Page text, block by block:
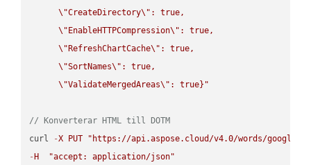
\"CreateDirectory\" : true,
\" EnableHTTPCompression\" : true,
\" RefreshChartCache\" : true,
\"SortNames\" : true,
\"ValidateMergedAreas\" : true}"
// Konverterar HTML till DOTM
curl
-X PUT
"https://api.aspose.cloud/v4.0/words/
- H
"accept: application/json"